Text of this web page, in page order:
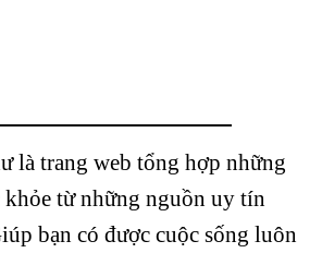
là trang web tổng hợp những
khỏe từ những nguồn uy tín
bạn có được cuộc sống luôn